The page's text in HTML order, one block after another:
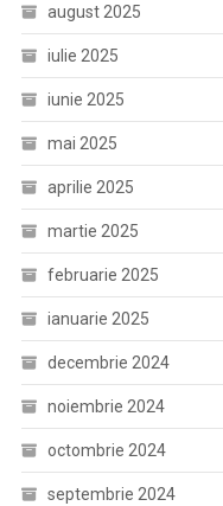
august 2025
iulie 2025
iunie 2025
mai 2025
aprilie 2025
martie 2025
februarie 2025
ianuarie 2025
decembrie 2024
noiembrie 2024
octombrie 2024
septembrie 2024